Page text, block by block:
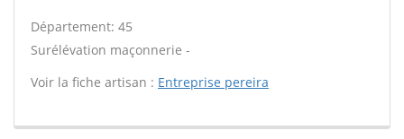
Département: 45
Surélévation maçonnerie -
Voir la fiche artisan : Entreprise pereira